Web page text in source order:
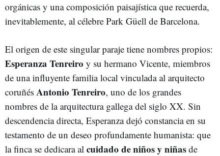
orgánicas y una composición paisajística que recuerda,
inevitablemente, al célebre Park Güell de Barcelona.
El origen de este singular paraje tiene nombres propios:
Esperanza Tenreiro y su hermano Vicente, miembros
de una influyente familia local vinculada al arquitecto
coruñés Antonio Tenreiro, uno de los grandes
nombres de la arquitectura gallega del siglo XX. Sin
descendencia directa, Esperanza dejó constancia en su
testamento de un deseo profundamente humanista: que
la finca se dedicara al cuidado de niños y niñas de